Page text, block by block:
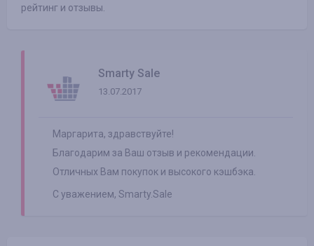
рейтинг и отзывы.
Smarty Sale
13.07.2017
Маргарита, здравствуйте!
Благодарим за Ваш отзыв и рекомендации.
Отличных Вам покупок и высокого кэшбэка.
С уважением, Smarty.Sale